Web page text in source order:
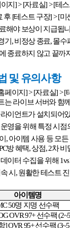
지] > [자료실] > [테
후 [테스트 구장] > [미
해야 보상이 지급됩
기 ,비정상 종료,몰수
종료하지 않고 끝
및 유의사항
페이지] > [자료실] > [
는 라이브 서버와 함
이언트가 설치되어
영을 위해 특정 시
,아이템 사용 등 모
방 혜택,상점, 2차 비
이터 수집을 위해
시 ,원활한 테스트
아이템명
50명 지명 선수팩
OVR 97+선수팩(2~5
] OVR 95+선수팩(3~5